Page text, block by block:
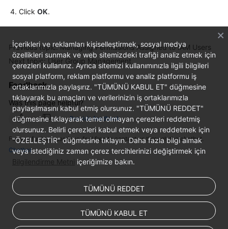
Click OK.
Previous topic: Managing Permissions Assigned to IAM Users
Next topic: User Group Management
Feedback
Was this page helpful?
Provide feedback
For any further questions, feel free to contact us through the chatbot.
Chatbot
İçerikleri ve reklamları kişiselleştirmek, sosyal medya
özellikleri sunmak ve web sitemizdeki trafiği analiz etmek için
çerezleri kullanırız. Ayrıca sitemizi kullanımınızla ilgili bilgileri
sosyal platform, reklam platformu ve analiz platformu iş
ortaklarımızla paylaşırız. "TÜMÜNÜ KABUL ET" düğmesine
tıklayarak bu amaçları ve verilerinizin iş ortaklarımızla
paylaşılmasını kabul etmiş olursunuz. "TÜMÜNÜ REDDET"
düğmesine tıklayarak temel olmayan çerezleri reddetmiş
olursunuz. Belirli çerezleri kabul etmek veya reddetmek için
"ÖZELLEŞTİR" düğmesine tıklayın. Daha fazla bilgi almak
veya istediğiniz zaman çerez tercihlerinizi değiştirmek için
Bilgilendirme Metni içeriğimize bakın.
TÜMÜNÜ REDDET
TÜMÜNÜ KABUL ET